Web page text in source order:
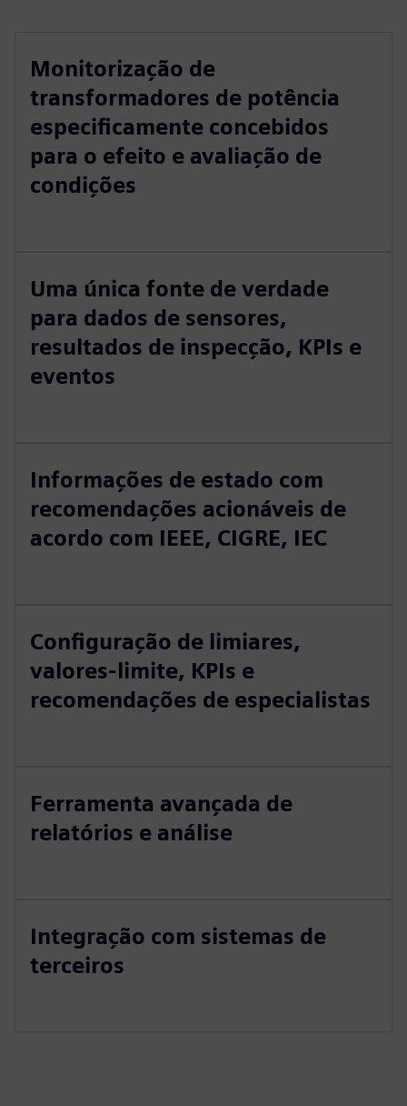
Monitorização de
transformadores de potência
especificamente concebidos
para o efeito e avaliação de
condições
Uma única fonte de verdade
para dados de sensores,
resultados de inspecção, KPIs e
eventos
Informações de estado com
recomendações acionáveis de
acordo com IEEE, CIGRE, IEC
Configuração de limiares,
valores-limite, KPIs e
recomendações de especialistas
Ferramenta avançada de
relatórios e análise
Integração com sistemas de
terceiros